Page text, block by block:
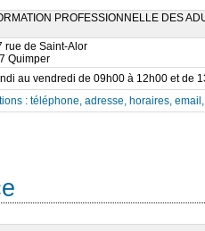
PROFESSIONNELLE DES
rue de Saint-Alor
Quimper
au vendredi de 09h00 à 12h00 et de
: téléphone, adresse, horaires,